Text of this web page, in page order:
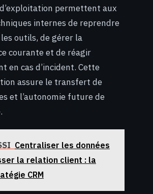
permettent aux
internes de reprendre
outils, de gérer la
courante et de réagir
en cas d’incident. Cette
assure le transfert de
et l’autonomie future de
Centraliser les données
la relation client : la
CRM